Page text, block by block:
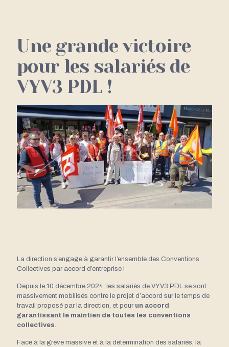
Une grande victoire
pour les salariés de
VYV3 PDL !
La direction s’engage à garantir l’ensemble des Conventions
Collectives par accord d’entreprise !
Depuis le 10 décembre 2024, les salariés de VYV3 PDL se sont
massivement mobilisés contre le projet d’accord sur le temps de
travail proposé par la direction, et pour un accord
garantissant le maintien de toutes les conventions
collectives.
Face à la grève massive et à la détermination des salariés, la